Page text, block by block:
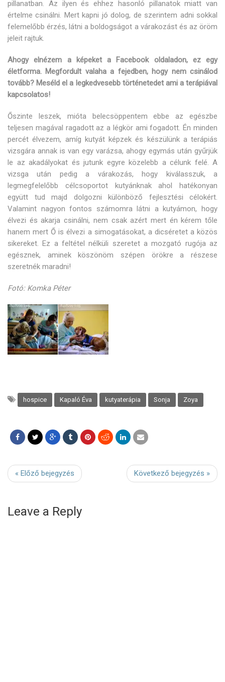
pillanatban. Az ilyen és ehhez hasonló pillanatok miatt van
értelme csinálni. Mert kapni jó dolog, de szerintem adni sokkal
felemelőbb érzés, látni a boldogságot a várakozást és az öröm
jeleit rajtuk.
Ahogy elnézem a képeket a Facebook oldaladon, ez egy
életforma. Megfordult valaha a fejedben, hogy nem csinálod
tovább? Meséld el a legkedvesebb történetedet ami a terápiával
kapcsolatos!
Őszinte leszek, mióta belecsöppentem ebbe az egészbe
teljesen magával ragadott az a légkör ami fogadott. Én minden
percét élvezem, amíg kutyát képzek és készülünk a terápiás
vizsgára annak is van egy varázsa, ahogy egymás után gyűrjük
le az akadályokat és jutunk egyre közelebb a célunk felé. A
vizsga után pedig a várakozás, hogy kiválasszuk, a
legmegfelelőbb célcsoportot kutyánknak ahol hatékonyan
együtt tud majd dolgozni különböző fejlesztési célokért.
Valamint nagyon fontos számomra látni a kutyámon, hogy
élvezi és akarja csinálni, nem csak azért mert én kérem tőle
hanem mert Ő is élvezi a simogatásokat, a dicséretet a közös
sikereket. Ez a feltétel nélküli szeretet a mozgató rugója az
egésznek, aminek köszönöm szépen örökre a részese
szeretnék maradni!
Fotó: Komka Péter
hospice Kapaló Éva kutyaterápia Sonja Zoya
« Előző bejegyzés Következő bejegyzés »
Leave a Reply